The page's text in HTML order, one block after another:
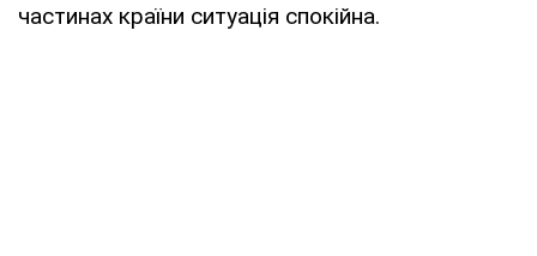
частинах країни ситуація спокійна.